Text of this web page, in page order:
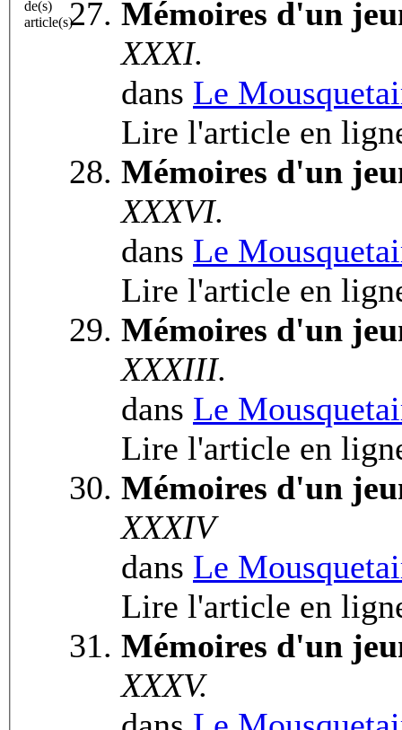
de(s)
article(s)
Mémoires d'un
XXXI.
dans Le
Lire l'article en
Mémoires d'un
XXXVI.
dans Le
Lire l'article en
Mémoires d'un
XXXIII.
dans Le
Lire l'article en
Mémoires d'un
XXXIV
dans Le
Lire l'article en
Mémoires d'un
XXXV.